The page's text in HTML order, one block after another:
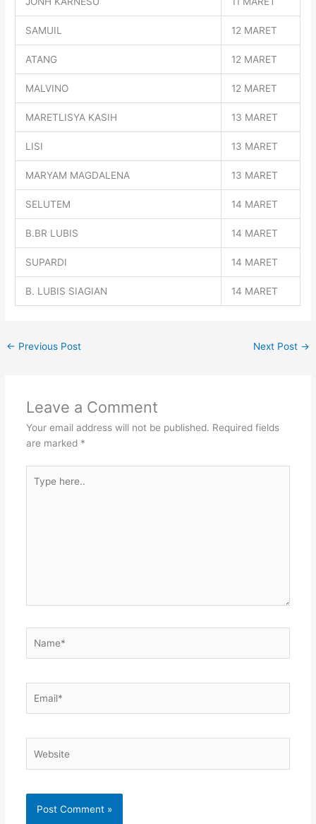
SAMUIL 12 MARET
ATANG 12 MARET
MALVINO 12 MARET
MARETLISYA KASIH 13 MARET
LISI 13 MARET
MARYAM MAGDALENA 13 MARET
SELUTEM 14 MARET
B.BR LUBIS 14 MARET
SUPARDI 14 MARET
B. LUBIS SIAGIAN 14 MARET
← Previous Post Next Post →
Leave a Comment
Your email address will not be published. Required fields
are marked *
here..